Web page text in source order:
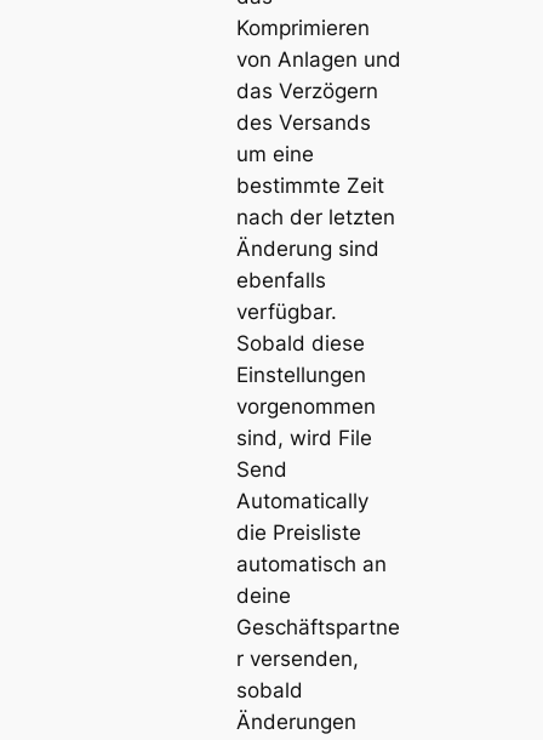
Komprimieren
von Anlagen und
das Verzögern
des Versands
um eine
bestimmte Zeit
nach der letzten
Änderung sind
ebenfalls
verfügbar.
Sobald diese
Einstellungen
vorgenommen
sind, wird File
Send
Automatically
die Preisliste
automatisch an
deine
Geschäftspartne
r versenden,
sobald
Änderungen